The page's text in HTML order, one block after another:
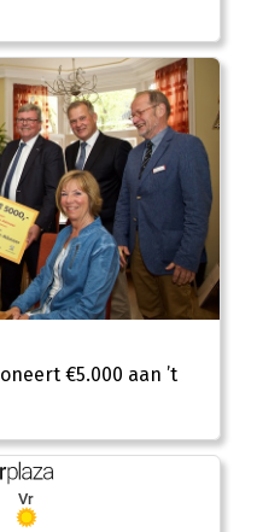
€5.000 aan ’t